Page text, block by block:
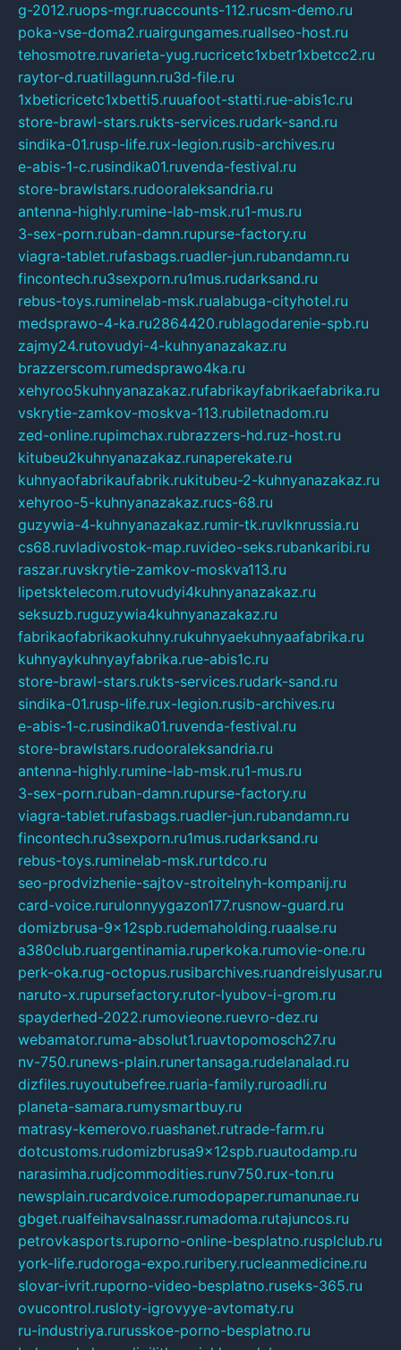
g-2012.ruops-mgr.ruaccounts-112.rucsm-demo.ru
poka-vse-doma2.ruairgungames.ruallseo-host.ru
tehosmotre.ruvarieta-yug.rucricetc1xbetr1xbetcc2.ru
raytor-d.ruatillagunn.ru3d-file.ru
1xbeticricetc1xbetti5.ruuafoot-statti.rue-abis1c.ru
store-brawl-stars.rukts-services.rudark-sand.ru
sindika-01.rusp-life.rux-legion.rusib-archives.ru
e-abis-1-c.rusindika01.ruvenda-festival.ru
store-brawlstars.rudooraleksandria.ru
antenna-highly.rumine-lab-msk.ru1-mus.ru
3-sex-porn.ruban-damn.rupurse-factory.ru
viagra-tablet.rufasbags.ruadler-jun.rubandamn.ru
fincontech.ru3sexporn.ru1mus.rudarksand.ru
rebus-toys.ruminelab-msk.rualabuga-cityhotel.ru
medsprawo-4-ka.ru2864420.rublagodarenie-spb.ru
zajmy24.rutovudyi-4-kuhnyanazakaz.ru
brazzerscom.rumedsprawo4ka.ru
xehyroo5kuhnyanazakaz.rufabrikayfabrikaefabrika.ru
vskrytie-zamkov-moskva-113.rubiletnadom.ru
zed-online.rupimchax.rubrazzers-hd.ruz-host.ru
kitubeu2kuhnyanazakaz.runaperekate.ru
kuhnyaofabrikaufabrik.rukitubeu-2-kuhnyanazakaz.ru
xehyroo-5-kuhnyanazakaz.rucs-68.ru
guzywia-4-kuhnyanazakaz.rumir-tk.ruvlknrussia.ru
cs68.ruvladivostok-map.ruvideo-seks.rubankaribi.ru
raszar.ruvskrytie-zamkov-moskva113.ru
lipetsktelecom.rutovudyi4kuhnyanazakaz.ru
seksuzb.ruguzywia4kuhnyanazakaz.ru
fabrikaofabrikaokuhny.rukuhnyaekuhnyaafabrika.ru
kuhnyaykuhnyayfabrika.rue-abis1c.ru
store-brawl-stars.rukts-services.rudark-sand.ru
sindika-01.rusp-life.rux-legion.rusib-archives.ru
e-abis-1-c.rusindika01.ruvenda-festival.ru
store-brawlstars.rudooraleksandria.ru
antenna-highly.rumine-lab-msk.ru1-mus.ru
3-sex-porn.ruban-damn.rupurse-factory.ru
viagra-tablet.rufasbags.ruadler-jun.rubandamn.ru
fincontech.ru3sexporn.ru1mus.rudarksand.ru
rebus-toys.ruminelab-msk.rurtdco.ru
seo-prodvizhenie-sajtov-stroitelnyh-kompanij.ru
card-voice.rurulonnyygazon177.rusnow-guard.ru
domizbrusa-9x12spb.rudemaholding.ruaalse.ru
a380club.ruargentinamia.ruperkoka.rumovie-one.ru
perk-oka.rug-octopus.rusibarchives.ruandreislyusar.ru
naruto-x.rupursefactory.rutor-lyubov-i-grom.ru
spayderhed-2022.rumovieone.ruevro-dez.ru
webamator.ruma-absolut1.ruavtopomosch27.ru
nv-750.runews-plain.runertansaga.rudelanalad.ru
dizfiles.ruyoutubefree.ruaria-family.ruroadli.ru
planeta-samara.rumysmartbuy.ru
matrasy-kemerovo.ruashanet.rutrade-farm.ru
dotcustoms.rudomizbrusa9x12spb.ruautodamp.ru
narasimha.rudjcommodities.runv750.rux-ton.ru
newsplain.rucardvoice.rumodopaper.rumanunae.ru
gbget.rualfeihavsalnassr.rumadoma.rutajuncos.ru
petrovkasports.ruporno-online-besplatno.rusplclub.ru
york-life.rudoroga-expo.ruribery.rucleanmedicine.ru
slovar-ivrit.ruporno-video-besplatno.ruseks-365.ru
ovucontrol.rusloty-igrovyye-avtomaty.ru
ru-industriya.rurusskoe-porno-besplatno.ru